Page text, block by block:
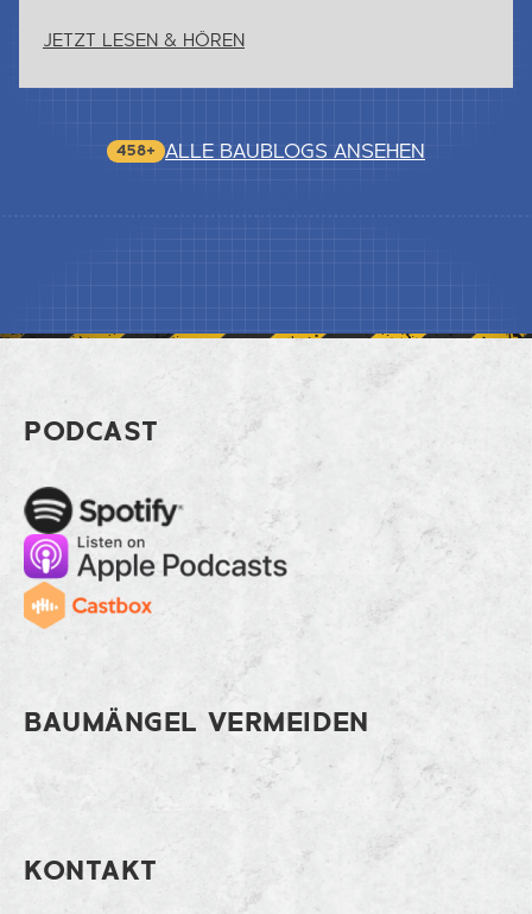
JETZT LESEN & HÖREN
458+ ALLE BAUBLOGS ANSEHEN
Footer So wirst du als Bauleiter
PODCAST
Spotify
Apple Music
Cast
BAUMÄNGEL VERMEIDEN
KONTAKT